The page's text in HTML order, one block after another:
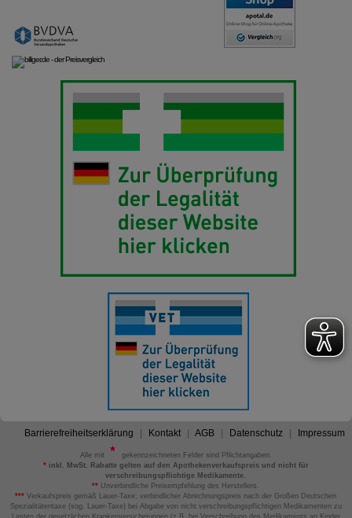
Barrierefreiheitserklärung Kontakt AGB Datenschutz Impressum
Alle mit
gekennzeichneten Felder sind Pflichtangaben.
*inkl. MwSt. Rabatte gelten auf den Apothekenverkaufspreis und nicht für
verschreibungspflichtige Medikamente.
** Unverbindliche Preisempfehlung des Herstellers.
*** Verkaufspreis gemäß Lauer-Taxe; verbindlicher Abrechnungspreis nach der Großen Deutschen
Spezialitätentaxe (sog. Lauer-Taxe) bei Abgabe von nicht verschreibungspflichtigen Medikamenten zu
Lasten der gesetzlichen Krankenversicherungen (z.B. bei Verschreibung des Medikaments an Kinder